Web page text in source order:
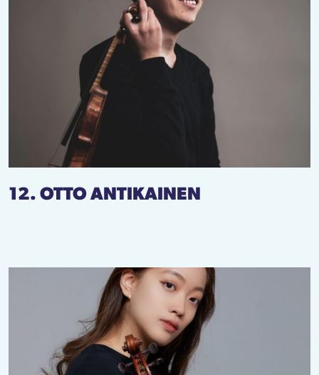
12. OTTO ANTIKAINEN